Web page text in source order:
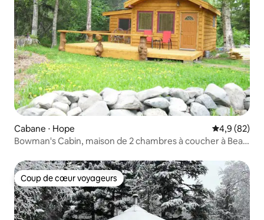
Cabane ⋅ Hope Évaluation
4,9 (82)
Bowman's Cabin, maison de 2 chambres à coucher à Bear
Coup de cœur voyageurs
Coup de cœur voyageurs